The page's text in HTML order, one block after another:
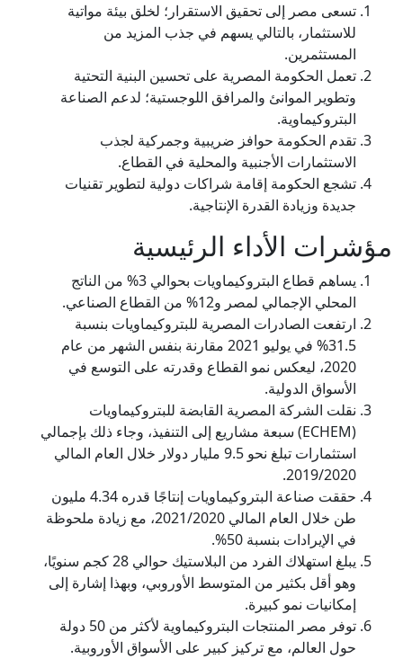
تسعى مصر إلى تحقيق الاستقرار؛ لخلق بيئة مواتية
للاستثمار، بالتالي يسهم في جذب المزيد من
المستثمرين.
تعمل الحكومة المصرية على تحسين البنية التحتية
وتطوير الموانئ والمرافق اللوجستية؛ لدعم الصناعة
البتروكيماوية.
تقدم الحكومة حوافز ضريبية وجمركية لجذب
الاستثمارات الأجنبية والمحلية في القطاع.
تشجع الحكومة إقامة شراكات دولية لتطوير تقنيات
جديدة وزيادة القدرة الإنتاجية.
مؤشرات الأداء الرئيسية
يساهم قطاع البتروكيماويات بحوالي 3% من الناتج
المحلي الإجمالي لمصر و12% من القطاع الصناعي.
ارتفعت الصادرات المصرية للبتروكيماويات بنسبة
31.5% في يوليو 2021 مقارنة بنفس الشهر من عام
2020، ليعكس نمو القطاع وقدرته على التوسع في
الأسواق الدولية.
نقلت الشركة المصرية القابضة للبتروكيماويات
(ECHEM) سبعة مشاريع إلى التنفيذ، وجاء ذلك بإجمالي
استثمارات تبلغ نحو 9.5 مليار دولار خلال العام المالي
2019/2020.
حققت صناعة البتروكيماويات إنتاجًا قدره 4.34 مليون
طن خلال العام المالي 2021/2020، مع زيادة ملحوظة
في الإيرادات بنسبة 50%.
يبلغ استهلاك الفرد من البلاستيك حوالي 28 كجم سنويًا،
وهو أقل بكثير من المتوسط الأوروبي، وبهذا إشارة إلى
إمكانيات نمو كبيرة.
توفر مصر المنتجات البتروكيماوية لأكثر من 50 دولة
حول العالم، مع تركيز كبير على الأسواق الأوروبية.